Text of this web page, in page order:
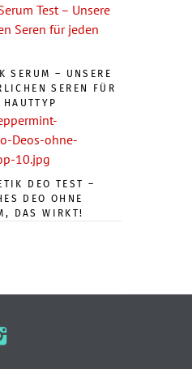
SERUM – UNSERE
SEREN FÜR
HAUTTYP
DEO TEST –
DEO OHNE
DAS WIRKT!